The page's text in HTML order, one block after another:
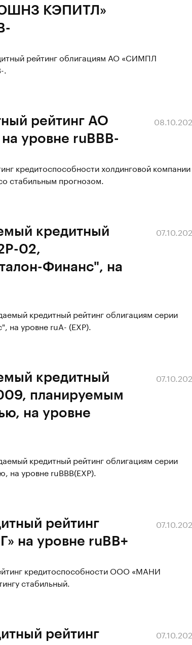
КЭПИТЛ»
рейтинг облигациям АО «СИМПЛ
.
рейтинг АО
уровне ruBBB-
кредитоспособности холдинговой компании
прогнозом.
кредитный
02,
Финанс", на
кредитный рейтинг облигациям серии
на уровне ruA- (EXP).
кредитный
планируемым
на уровне
кредитный рейтинг облигациям серии
на уровне ruВВВ(EXP).
рейтинг
уровне ruBB+
кредитоспособности ООО «МАНИ
стабильный.
рейтинг